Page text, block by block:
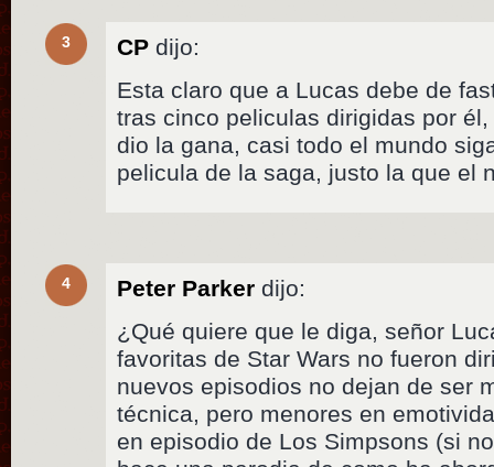
3 CP dijo:
Esta claro que a Lucas debe de
tras cinco peliculas dirigidas por
dio la gana, casi todo el mundo
pelicula de la saga, justo la que el
4 Peter Parker dijo:
¿Qué quiere que le diga, señor
favoritas de Star Wars no fueron
nuevos episodios no dejan de ser
técnica, pero menores en
en episodio de Los Simpsons (si